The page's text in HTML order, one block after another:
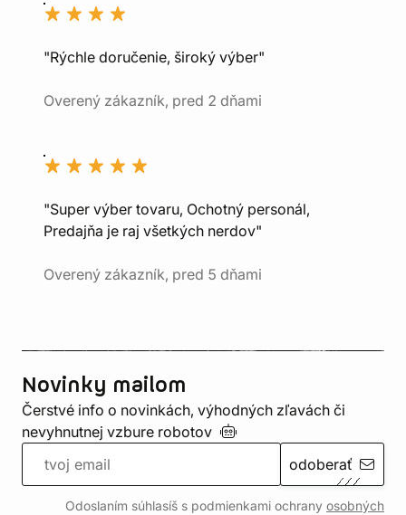
"Rýchle doručenie, široký výber"
Overený zákazník, pred 2 dňami
"Super výber tovaru, Ochotný personál,
Predajňa je raj všetkých nerdov"
Overený zákazník, pred 5 dňami
Novinky mailom
Čerstvé info o novinkách, výhodných zľavách či
nevyhnutnej vzbure robotov
odoberať
Odoslaním súhlasíš s podmienkami ochrany osobných